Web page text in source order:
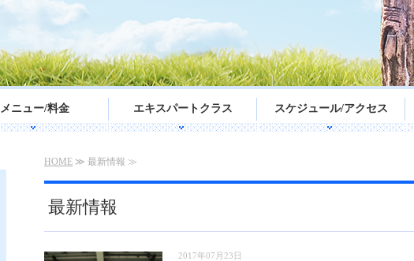
メニュー/料金 エキスパートクラス スケジュール/アクセス
HOME ≫ 最新情報 ≫
最新情報
2017年07月23日